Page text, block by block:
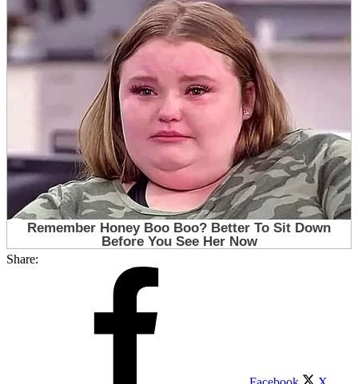
Share: